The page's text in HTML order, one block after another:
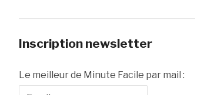
Inscription newsletter
Le meilleur de Minute Facile par mail :